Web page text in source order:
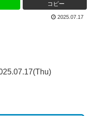
コピー
2025.07.17